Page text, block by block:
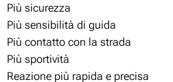
Più sicurezza
Più sensibilità di guida
Più contatto con la strada
Più sportività
Reazione più rapida e precisa